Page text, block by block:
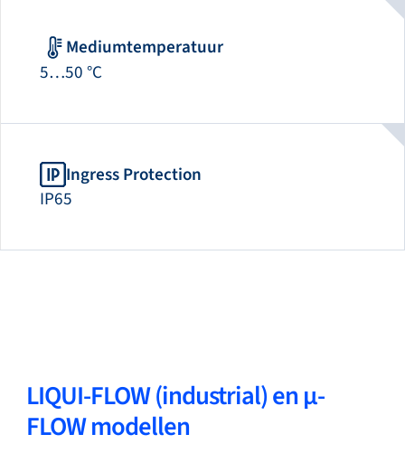
Mediumtemperatuur
5…50 °C
Ingress Protection
IP65
LIQUI-FLOW (industrial) en µ-
FLOW modellen